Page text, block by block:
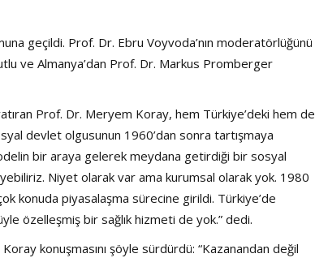
geçildi. Prof. Dr. Ebru Voyvoda’nın moderatörlüğünü
ve Almanya’dan Prof. Dr. Markus Promberger
Prof. Dr. Meryem Koray, hem Türkiye’deki hem de
devlet olgusunun 1960’dan sonra tartışmaya
bir araya gelerek meydana getirdiği bir sosyal
Niyet olarak var ama kurumsal olarak yok. 1980
konuda piyasalaşma sürecine girildi. Türkiye’de
özelleşmiş bir sağlık hizmeti de yok.” dedi.
konuşmasını şöyle sürdürdü: “Kazanandan değil